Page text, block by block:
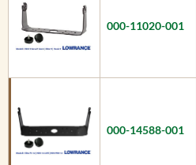
000-11020-001
000-14588-001